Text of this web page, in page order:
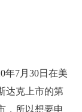
年7月30日在美
达克上市的第
，所以想要申